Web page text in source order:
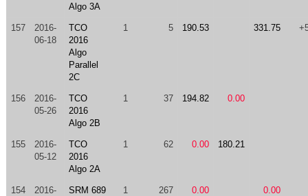
Algo 3A
157
2016-
06-18
TCO
2016
Algo
Parallel
2C
1 5 190.53 331.75
156
2016-
05-26
TCO
2016
Algo 2B
1 37 194.82 0.00
155
2016-
05-12
TCO
2016
Algo 2A
1 62 0.00 180.21
154
2016-
SRM 689 1 267 0.00 0.00